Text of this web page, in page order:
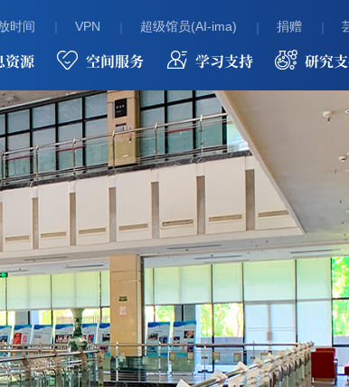
时间 VPN 超级馆员(AI-ima) 捐赠
资源 空间服务 学习支持 研究